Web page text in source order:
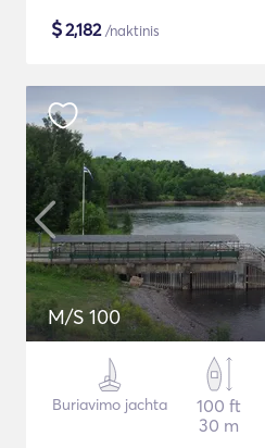
$2,182/naktinis
M/S 100
Buriavimo jachta
100 ft
30 m